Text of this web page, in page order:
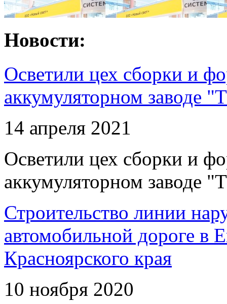
Новости:
Осветили цех сборки и
аккумуляторном заводе
14 апреля 2021
Осветили цех сборки и
аккумуляторном заводе
Строительство линии
автомобильной дороге в
Красноярского края
10 ноября 2020